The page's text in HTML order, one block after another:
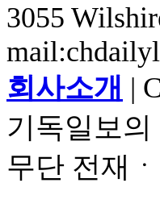
3055
회사소개 |
기독일보
무단 전재